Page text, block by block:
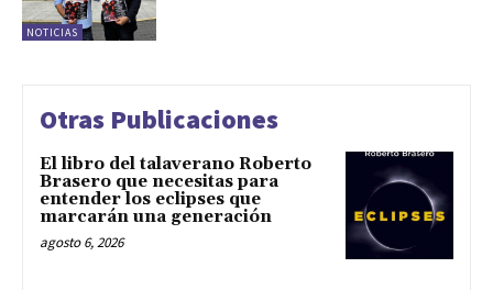
NOTICIAS
Otras Publicaciones
El libro del talaverano Roberto
Brasero que necesitas para
entender los eclipses que
marcarán una generación
agosto 6, 2026